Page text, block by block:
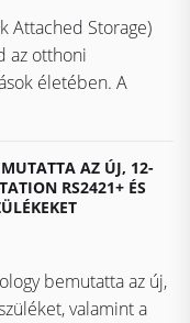
Attached Storage)
az otthoni
életében. A
AZ ÚJ, 12-
RS2421+ ÉS
bemutatta az új,
valamint a